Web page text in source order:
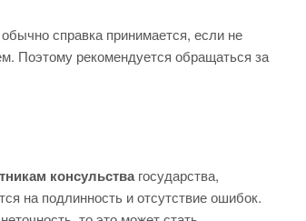
справка принимается, если не
Поэтому рекомендуется обращаться за
консульствагосударства,
на подлинность и отсутствие ошибок.